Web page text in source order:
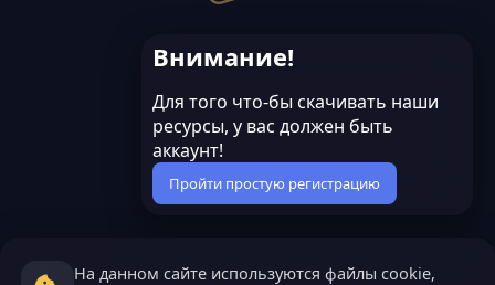
Внимание!
Для того что-бы скачивать наши
ресурсы, у вас должен быть
аккаунт!
Пройти простую регистрацию
На данном сайте используются файлы cookie,